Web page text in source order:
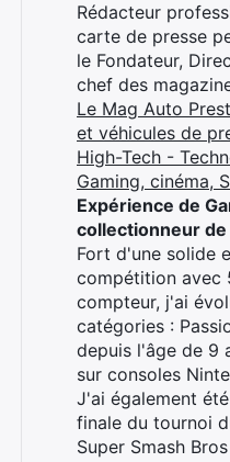
Rédacteur
carte de presse
le Fondateur,
chef des
Le Mag Auto
et véhicules de
High-Tech -
Gaming, cinéma,
Expérience de
collectionneur
Fort d'une solide
compétition avec
compteur, j'ai
catégories :
depuis l'âge de 9
sur consoles
J'ai également
finale du tournoi
Super Smash